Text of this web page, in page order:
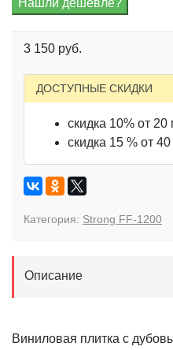
3 150 руб.
ДОСТУПНЫЕ СКИДКИ
скидка 10% от 20
скидка 15 % от
Категория: Strong FF-1200
Описание
Виниловая плитка с